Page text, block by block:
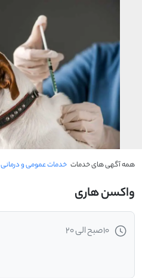
همه آگهی های خدمات خدمات عمومی و درمانی
واکسن هاری
10صبح الی 20